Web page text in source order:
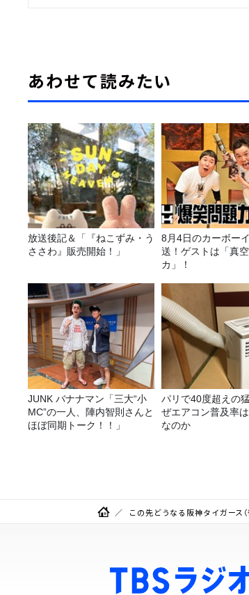
あわせて読みたい
放送後記＆「『ねこずみ・う
ささわ』販売開始！」
8月4日のカーボー
送！ゲストは「真
カ」！
JUNK バナナマン「三大“小
MC”の一人、陣内智則さんと
ほぼ同期トーク！！」
パリで40度超えの
ぜエアコン普及率は
なのか
この先どうなる阪神タイガース（